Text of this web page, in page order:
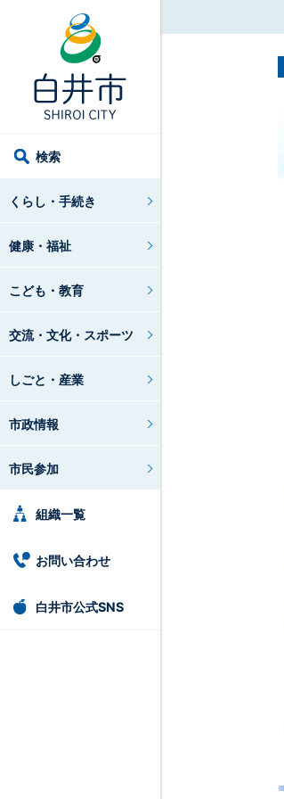
検索
くらし・手続き
健康・福祉
こども・教育
交流・文化・スポーツ
しごと・産業
市政情報
市民参加
組織一覧
お問い合わせ
白井市公式SNS